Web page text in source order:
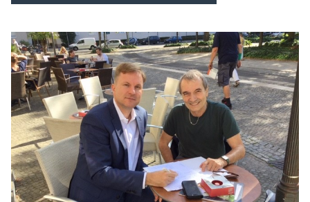
WAHLKREISBESUCHE
PRESSEFOTOS
MEIN BÜRGERBÜRO
MEIN WAHLKREIS
ZIELE
Redebeiträge
Anträge CDU
Kleine Anfragen